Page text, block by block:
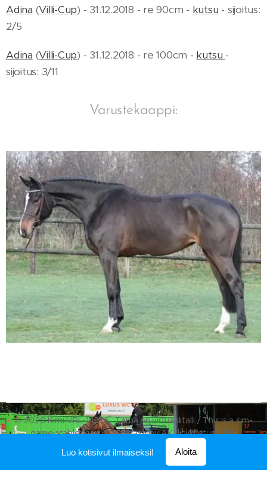
Adina (Villi-Cup) - 31.12.2018 - re 90cm - kutsu - sijoitus:
2/5
Adina (Villi-Cup) - 31.12.2018 - re 100cm - kutsu -
sijoitus: 3/11
Varustekaappi:
© 2020 KimiVRL-14576. Tämä on virtuaalitalli / This is a sim-
game stable, kuva © Vapaasti by AK (linkki etusivulla)
LuotuWebnodella
Luo kotisivut ilmaiseksi! Aloita